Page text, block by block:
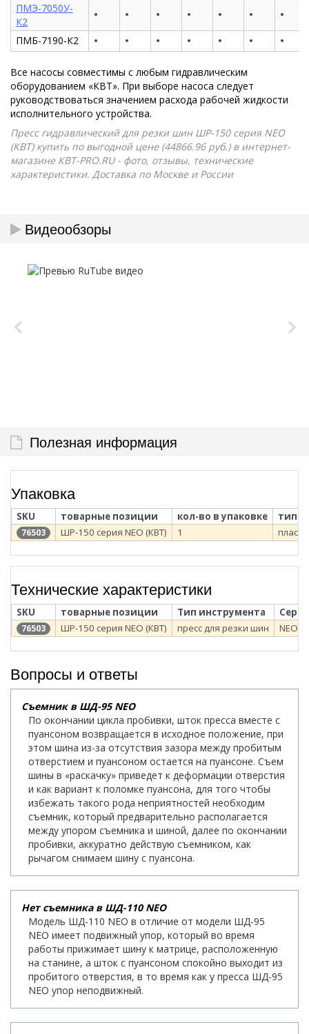
ПМЭ-7050У-
К2
• • • • • • •
ПМБ-7190-К2 • • • • • • •
Все насосы совместимы с любым гидравлическим
оборудованием «КВТ». При выборе насоса следует
руководствоваться значением расхода рабочей жидкости
исполнительного устройства.
Пресс гидравлический для резки шин ШР-150 серия NEO
(КВТ) купить по выгодной цене (44866.96 руб.) в интернет-
магазине КВТ-PRO.RU - фото, отзывы, технические
характеристики. Доставка по Москве и России
Видеообзоры
Полезная информация
Упаковка
SKU товарные позиции кол-во в упаковке тип
76503 ШР-150 серия NEO (КВТ) 1
Технические характеристики
SKU товарные позиции Тип инструмента Серия
76503 ШР-150 серия NEO (КВТ) пресс для резки шин NEO
Вопросы и ответы
Съемник в ШД-95 NEO
По окончании цикла пробивки, шток пресса вместе с
пуансоном возвращается в исходное положение, при
этом шина из-за отсутствия зазора между пробитым
отверстием и пуансоном остается на пуансоне. Съем
шины в «раскачку» приведет к деформации отверстия
и как вариант к поломке пуансона, для того чтобы
избежать такого рода неприятностей необходим
съемник, который предварительно располагается
между упором съемника и шиной, далее по окончании
пробивки, аккуратно действую съемником, как
рычагом снимаем шину с пуансона.
Нет съемника в ШД-110 NEO
Модель ШД-110 NEO в отличие от модели ШД-95
NEO имеет подвижный упор, который во время
работы прижимает шину к матрице, расположенную
на станине, а шток с пуансоном спокойно выходит из
пробитого отверстия, в то время как у пресса ШД-95
NEO упор неподвижный.